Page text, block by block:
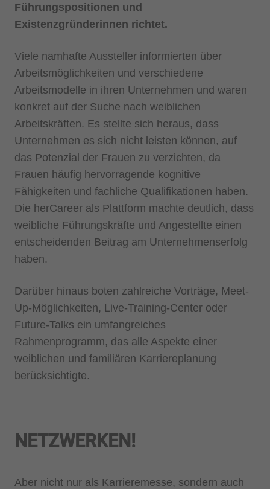
Führungspositionen und
Existenzgründerinnen richtet.
Viele namhafte Aussteller informierten über
Arbeitsmöglichkeiten und verschiedene
Arbeitsmodelle in ihren Unternehmen und waren
konkret auf der Suche nach weiblichen
Arbeitskräften. Es stellte sich heraus, dass
Unternehmen es sich nicht leisten können, auf
das Potenzial der Frauen zu verzichten, da
Frauen häufig hervorragende kognitive
Fähigkeiten und fachliche Qualifikationen haben.
Die herCareer als Plattform machte deutlich, dass
weibliche Führungskräfte und Angestellte einen
entscheidenden Beitrag am Unternehmenserfolg
haben.
Darüber hinaus boten zahlreiche Vorträge, Meet-
Up-Möglichkeiten, Live-Training-Center oder
Future-Talks ein umfangreiches
Rahmenprogramm, das alle Aspekte einer
weiblichen und familiären Karriereplanung
berücksichtigte.
NETZWERKEN!
Aber nicht nur als Karrieremesse, sondern auch